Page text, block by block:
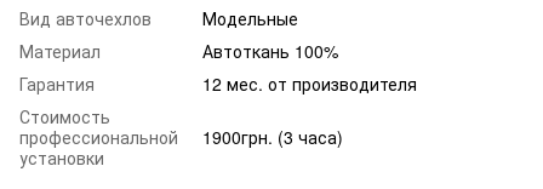
Вид авточехлов
Модельные
Материал
Автоткань 100%
Гарантия
12 мес. от производителя
Стоимость
профессиональной
установки
1900грн. (3 часа)